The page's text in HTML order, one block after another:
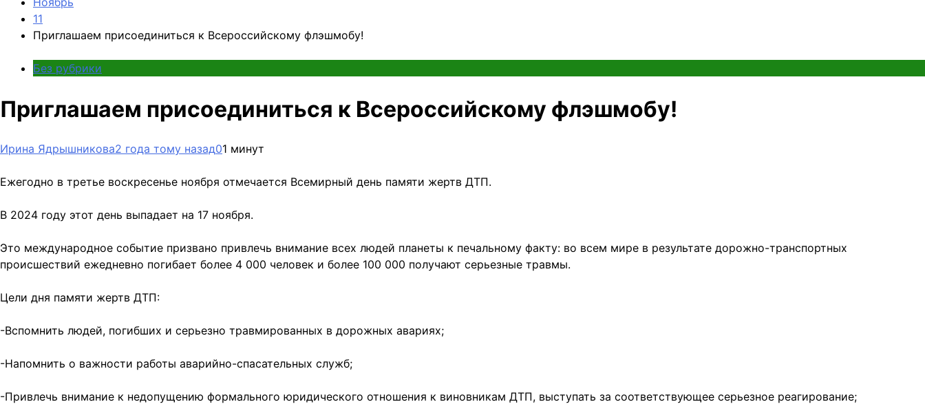
11
Приглашаем присоединиться к Всероссийскому флэшмобу!
Без рубрики
Приглашаем присоединиться к Всероссийскому флэшмобу!
Ирина Ядрышникова2 года тому назад01 минут
Ежегодно в третье воскресенье ноября отмечается Всемирный день памяти жертв ДТП.
В 2024 году этот день выпадает на 17 ноября.
Это международное событие призвано привлечь внимание всех людей планеты к печальному факту: во всем мире в результате дорожно-транспортных
происшествий ежедневно погибает более 4 000 человек и более 100 000 получают серьезные травмы.
Цели дня памяти жертв ДТП:
-Вспомнить людей, погибших и серьезно травмированных в дорожных авариях;
-Напомнить о важности работы аварийно-спасательных служб;
-Привлечь внимание к недопущению формального юридического отношения к виновникам ДТП, выступать за соответствующее серьезное реагирование;